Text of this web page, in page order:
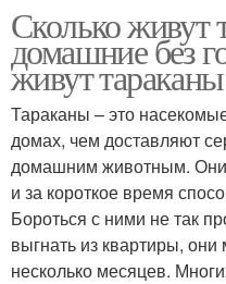
Сколько живут
домашние без
живут тараканы
Тараканы – это
домах, чем доставляют
домашним животным.
и за короткое время
Бороться с ними не так
выгнать из квартиры, они
несколько месяцев.